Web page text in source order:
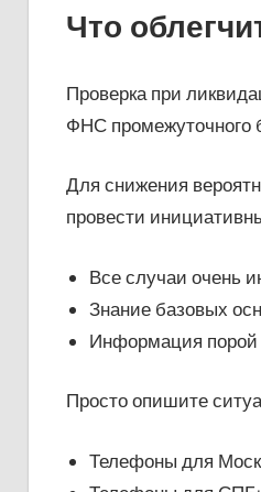
Что
Проверка при
ФНС промежуточного
Для снижения
провести
Все случаи очень
Знание базовых
Информация порой
Просто опишите
Телефоны для